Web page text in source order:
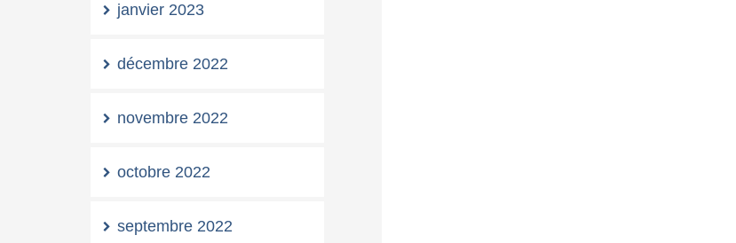
janvier 2023
décembre 2022
novembre 2022
octobre 2022
septembre 2022